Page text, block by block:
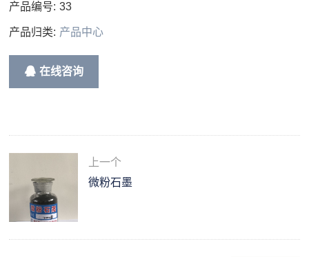
产品编号: 33
产品归类: 产品中心
在线咨询
上一个
微粉石墨